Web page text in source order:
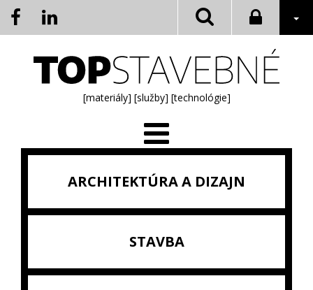
[materiály] [služby] [technológie]
ARCHITEKTÚRA A DIZAJN
STAVBA